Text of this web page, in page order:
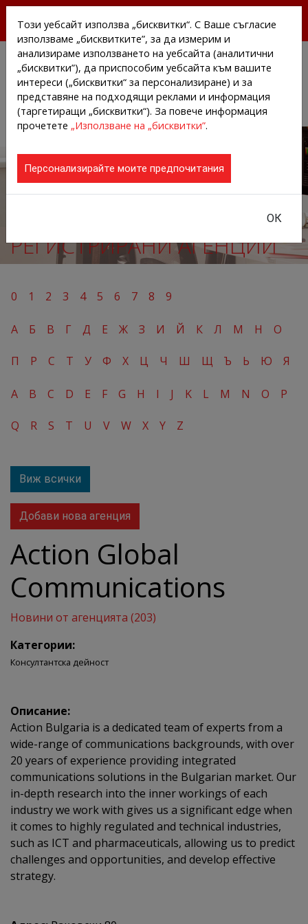
АГЕНЦИИТЕ И КОМПАНИИТЕ
РЕГИСТРИРАНИ АГЕНЦИИ
0 1 2 3 4 5 6 7 8 9
А Б В Г Д Е Ж З И Й К Л М Н О
П Р С Т У Ф Х Ц Ч Ш Щ Ъ Ь Ю Я
A B C D E F G H I J K L M N O P
Q R S T U V W X Y Z
Виж всички
Добави нова агенция
Action Global
Communications
Новини от агенцията (203)
Категории:
Консултантска дейност
Описание:
Action Bulgaria is a dedicated team of experts from a
wide-range of communications backgrounds, with over
20 years of experience providing integrated
communications solutions in the Bulgarian market. Our
in-depth research into the inner workings of each
industry we work with gives us a significant edge when
it comes to highly regulated and technical industries,
such as ICT and pharmaceuticals, allowing us to predict
challenges and opportunities, and develop effective
strategy.
Този уебсайт използва „бисквитки“. С Ваше съгласие
използваме „бисквитките”, за да измерим и
анализираме използването на уебсайта (аналитични
„бисквитки”), да приспособим уебсайта към вашите
интереси („бисквитки“ за персонализиране) и за
представяне на подходящи реклами и информация
(таргетиращи „бисквитки“). За повече информация
прочетете „Използване на „бисквитки”.
Персонализирайте моите предпочитания
ОК